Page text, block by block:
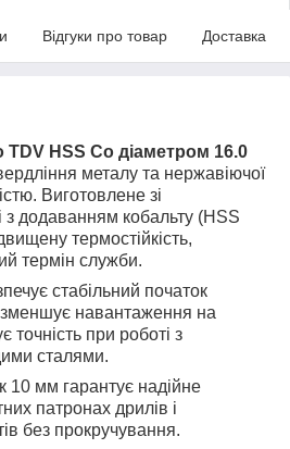
Відгуки про товар Доставка
HSS Co діаметром 16.0
металу та нержавіючої
Виготовлене зі
з додаванням кобальту (HSS
термостійкість,
термін служби.
стабільний початок
зменшує навантаження на
точність при роботі з
сталями.
10 мм гарантує надійне
патронах дрилів і
без прокручування.